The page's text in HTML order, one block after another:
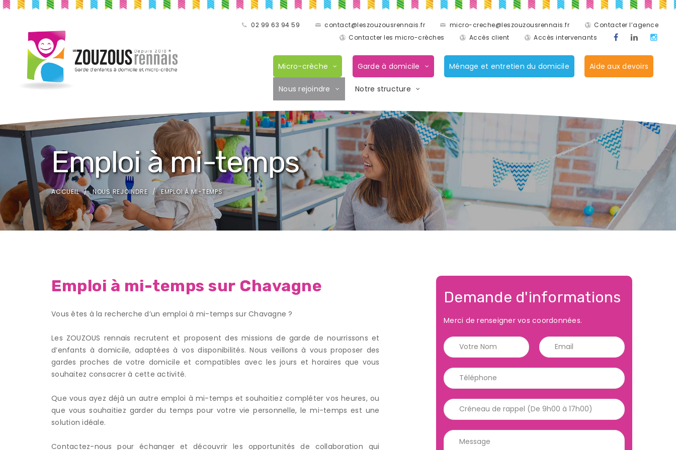
02 99 63 94 59 contact@leszouzousrennais.fr micro-creche@leszouzousrennais.fr
Contacter l’agence
Contacter les micro-crèches
Accès client Accès intervenants
Micro-crèche Garde à domicile Ménage et entretien du domicile Aide aux devoirs
Nous rejoindre Notre structure
Emploi à mi-temps
ACCUEIL NOUS REJOINDRE EMPLOI À MI-TEMPS
Emploi à mi-temps sur Chavagne
Vous êtes à la recherche d’un emploi à mi-temps sur Chavagne ?
Les ZOUZOUS rennais recrutent et proposent des missions de garde de nourrissons et
d’enfants à domicile, adaptées à vos disponibilités. Nous veillons à vous proposer des
gardes proches de votre domicile et compatibles avec les jours et horaires que vous
souhaitez consacrer à cette activité.
Que vous ayez déjà un autre emploi à mi-temps et souhaitiez compléter vos heures, ou
que vous souhaitiez garder du temps pour votre vie personnelle, le mi-temps est une
solution idéale.
Contactez-nous pour échanger et découvrir les opportunités de collaboration qui
Demande d'informations
Merci de renseigner vos coordonnées.